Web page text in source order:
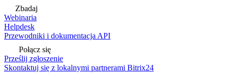
Zbadaj
Webinaria
Helpdesk
Przewodniki i dokumentacja API
Połącz się
Prześlij zgłoszenie
Skontaktuj się z lokalnymi partnerami Bitrix24